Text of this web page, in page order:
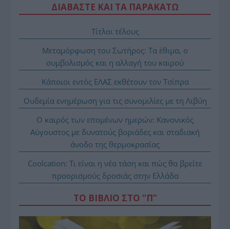
ΔΙΑΒΑΣΤΕ ΚΑΙ ΤΑ ΠΑΡΑΚΑΤΩ
Τίτλοι τέλους
Μεταμόρφωση του Σωτήρος: Τα έθιμα, ο
συμβολισμός και η αλλαγή του καιρού
Κάποιοι εντός ΕΛΑΣ εκθέτουν τον Τσίπρα
Ουδεμία ενημέρωση για τις συνομιλίες με τη Λιβύη
Ο καιρός των επομένων ημερών: Κανονικός
Αύγουστος με δυνατούς βοριάδες και σταδιακή
άνοδο της θερμοκρασίας
Coolcation: Τι είναι η νέα τάση και πώς θα βρείτε
προορισμούς δροσιάς στην Ελλάδα
ΤΟ ΒΙΒΛΙΟ ΣΤΟ “Π”